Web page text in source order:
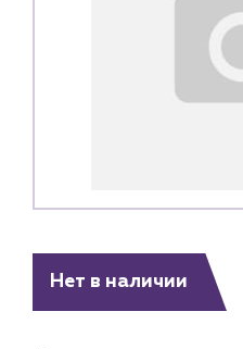
Нет в наличии